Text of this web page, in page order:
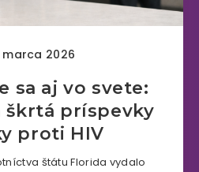
marca 2026
sa aj vo svete:
škrtá príspevky
proti HIV
štátu Florida vydalo